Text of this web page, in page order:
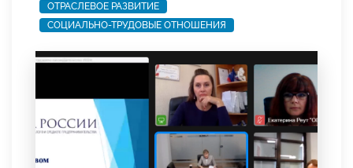
ОТРАСЛЕВОЕ РАЗВИТИЕ
СОЦИАЛЬНО-ТРУДОВЫЕ ОТНОШЕНИЯ